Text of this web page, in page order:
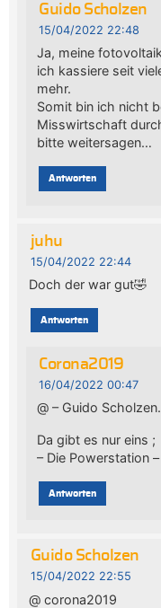
Guido Scholzen
15/04/2022 22:48
Ja, meine
ich kassiere seit
mehr.
Somit bin ich nicht
Misswirtschaft
bitte weitersagen…
Antworten
juhu
15/04/2022 22:44
Doch der war gut🤣
Antworten
Corona2019
16/04/2022 00:47
@ – Guido
Da gibt es nur eins ;
– Die Powerstation –
Antworten
Guido Scholzen
15/04/2022 22:55
@ corona2019